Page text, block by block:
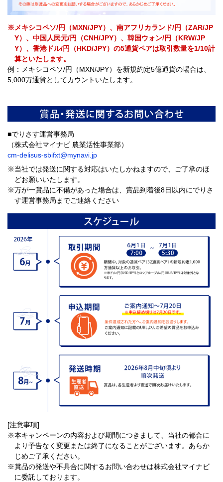
※メキシコペソ/円（MXN/JPY）、南アフリカランド/円（ZAR/JP
Y）、中国人民元/円（CNH/JPY）、韓国ウォン/円（KRW/JP
Y）、香港ドル/円（HKD/JPY）の5通貨ペアは取引数量を1/10計
算といたします。
例：メキシコペソ/円（MXN/JPY）を新規約定5億通貨の場合は、
5,000万通貨としてカウントいたします。
■でりさす運営事務局
（株式会社マイナビ 農業活性事業部）
cm-delisus-sbifxt@mynavi.jp
※当社では発送に関する対応はいたしかねますので、ご了承のほ
どお願いいたします。
※万が一賞品に不備があった場合は、賞品到着後8日以内にでりさ
す運営事務局までご連絡ください
[注意事項]
※本キャンペーンの内容および期間につきまして、当社の都合に
より予告なく変更または終了になることがございます。あらか
じめご了承ください。
※賞品の発送や不具合に関するお問い合わせは株式会社マイナビ
に委託しております。